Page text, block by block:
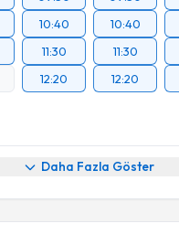
10:40
11:30
12:20
10:40
11:30
12:20
Daha Fazla Göster